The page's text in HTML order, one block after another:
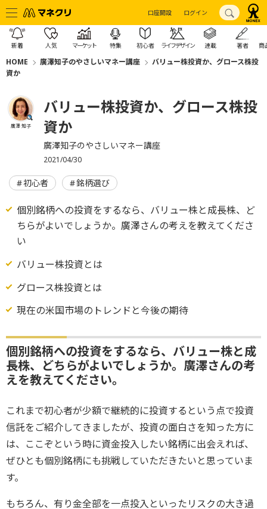
口座開設 ログイン
新着 人気 マーケット 特集 初心者 ライフデザイン 連載 著者 商
HOME 廣澤知子のやさしいマネー講座
バリュー株投資か、グロース株投
資か
廣澤 知子
バリュー株投資か、グロース株投
資か
廣澤知子のやさしいマネー講座
2021/04/30
初心者 銘柄選び
個別銘柄への投資をするなら、バリュー株と成長株、ど
ちらがよいでしょうか。廣澤さんの考えを教えてくださ
い
バリュー株投資とは
グロース株投資とは
現在の米国市場のトレンドと今後の期待
個別銘柄への投資をするなら、バリュー株と成
長株、どちらがよいでしょうか。廣澤さんの考
えを教えてください。
これまで初心者が少額で継続的に投資するという点で投資
信託をご紹介してきましたが、投資の面白さを知った方に
は、ここぞという時に資金投入したい銘柄に出会えれば、
ぜひとも個別銘柄にも挑戦していただきたいと思っていま
す。
もちろん、有り金全部を一点投入といったリスクの大き過